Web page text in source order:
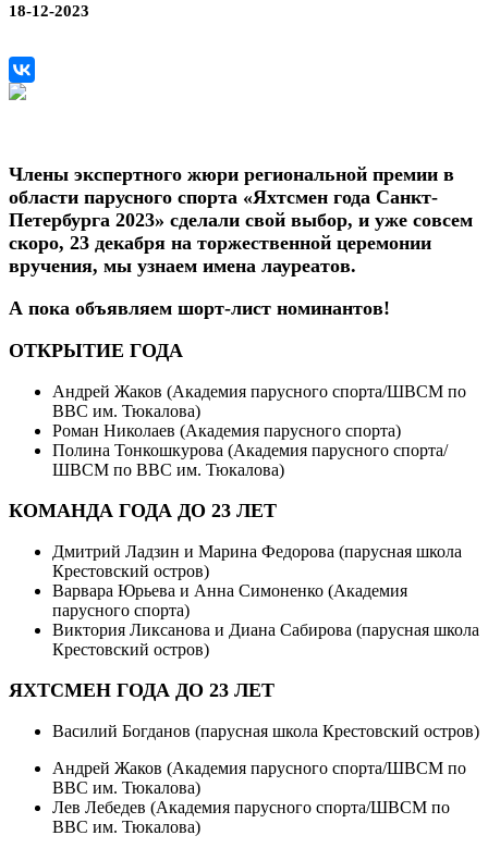
18-12-2023
Члены экспертного жюри региональной премии в
области парусного спорта «Яхтсмен года Санкт-
Петербурга 2023» сделали свой выбор, и уже совсем
скоро, 23 декабря на торжественной церемонии
вручения, мы узнаем имена лауреатов.
А пока объявляем шорт-лист номинантов!
ОТКРЫТИЕ ГОДА
Андрей Жаков (Академия парусного спорта/ШВСМ по
ВВС им. Тюкалова)
Роман Николаев (Академия парусного спорта)
Полина Тонкошкурова (Академия парусного спорта/
ШВСМ по ВВС им. Тюкалова)
КОМАНДА ГОДА ДО 23 ЛЕТ
Дмитрий Ладзин и Марина Федорова (парусная школа
Крестовский остров)
Варвара Юрьева и Анна Симоненко (Академия
парусного спорта)
Виктория Ликсанова и Диана Сабирова (парусная школа
Крестовский остров)
ЯХТСМЕН ГОДА ДО 23 ЛЕТ
Василий Богданов (парусная школа Крестовский остров)
Андрей Жаков (Академия парусного спорта/ШВСМ по
ВВС им. Тюкалова)
Лев Лебедев (Академия парусного спорта/ШВСМ по
ВВС им. Тюкалова)